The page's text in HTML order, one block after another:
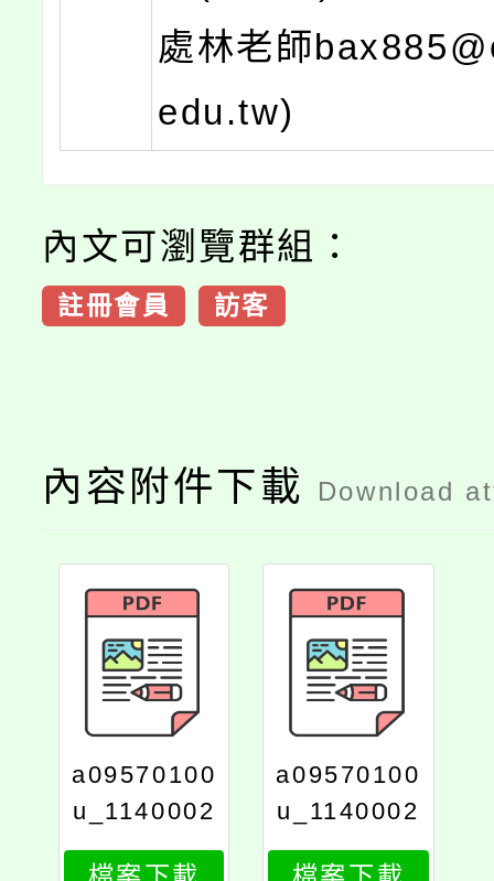
處林老師
edu.tw)
內文可瀏覽群組：
註冊會員 訪客
內容附件下載 Download
a09570100
u_1140002
028_print
a09570100
u_1140002
028ax_1